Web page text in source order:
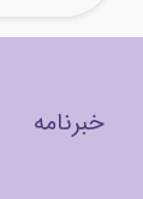
خبرنامه